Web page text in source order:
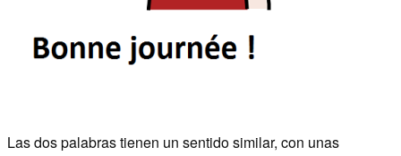
Las dos palabras tienen un sentido similar, con unas